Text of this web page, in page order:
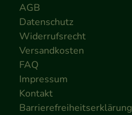
AGB
Datenschutz
Widerrufsrecht
Versandkosten
FAQ
Impressum
Kontakt
Barrierefreiheitserklärung